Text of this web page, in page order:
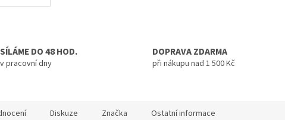
DO 48 HOD.
pracovní dny
DOPRAVA ZDARMA
při nákupu nad 1 500 Kč
Diskuze Značka Ostatní informace